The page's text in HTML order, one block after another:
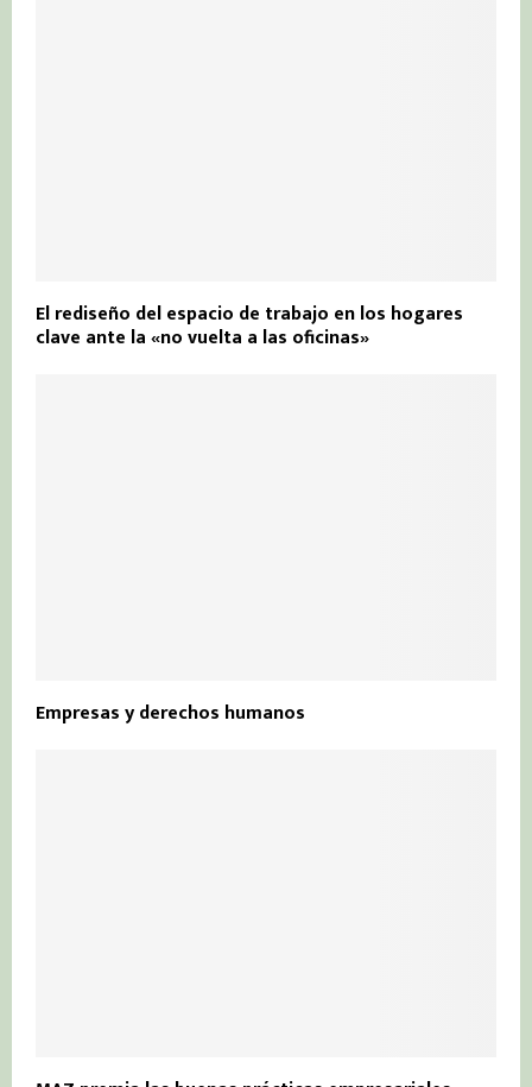
El rediseño del espacio de trabajo en los hogares
clave ante la «no vuelta a las oficinas»
Empresas y derechos humanos